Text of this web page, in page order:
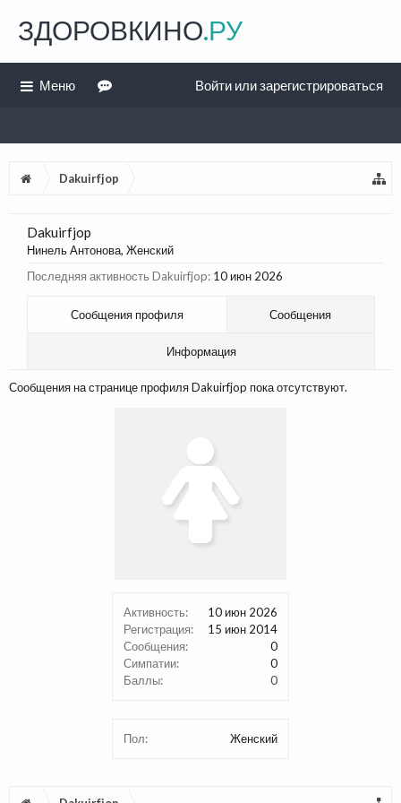
Dakuirfjop
Активность:
10 июн 2026
Регистрация:
15 июн 2014
Сообщения:
0
Симпатии:
0
Баллы:
0
Пол: Женский
Dakuirfjop
Нинель Антонова, Женский
Последняя активность Dakuirfjop: 10 июн 2026
Сообщения профиля Сообщения
Информация
Сообщения на странице профиля Dakuirfjop пока отсутствуют.
ЗДОРОВКИНО.РУ
Меню Войти или зарегистрироваться